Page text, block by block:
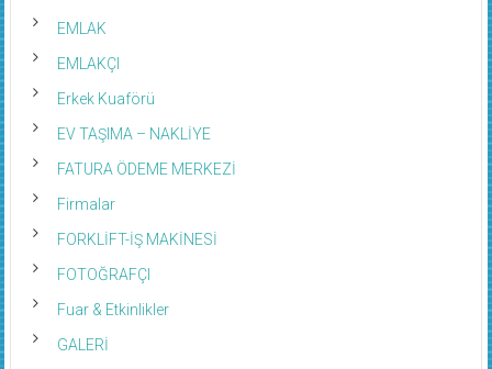
EMLAK
EMLAKÇI
Erkek Kuaförü
EV TAŞIMA – NAKLİYE
FATURA ÖDEME MERKEZİ
Firmalar
FORKLİFT-İŞ MAKİNESİ
FOTOĞRAFÇI
Fuar & Etkinlikler
GALERİ